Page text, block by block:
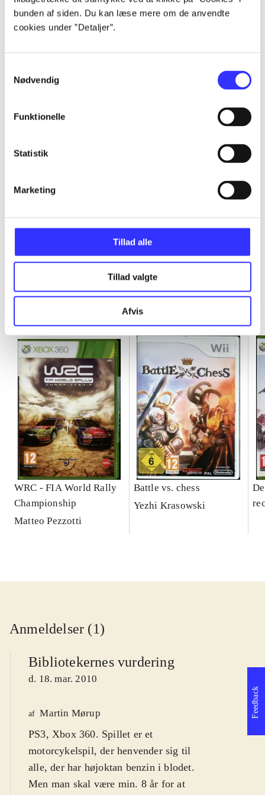
bunden af siden. Du kan læse mere om de anvendte
cookies under ”Detaljer”.
Nødvendig
Funktionelle
Statistik
Marketing
Tillad alle
Tillad valgte
Afvis
Artikler
Alle registrerede artikler fordelt på udgivelser
Minder om
WRC - FIA World Rally
Championship
Matteo Pezzotti
Battle vs. chess
Yezhi Krasowski
Anmeldelser (1)
Bibliotekernes vurdering
d. 18. mar. 2010
af Martin Mørup
PS3, Xbox 360. Spillet er et
motorcykelspil, der henvender sig til
alle, der har højoktan benzin i blodet.
Men man skal være min. 8 år for at
Feedback